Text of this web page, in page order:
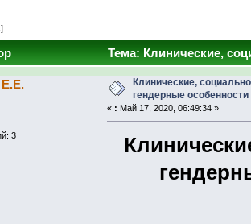
]
Тема: Клинические,
(Прочитано 7686 раз)
Е.Е.
3
Клинические,
гендерные особенности
« : Май 17, 2020, 06:49:34 »